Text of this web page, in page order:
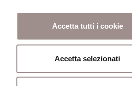
Accetta tutti i cookie
Accetta selezionati
Scuola Alti Studi